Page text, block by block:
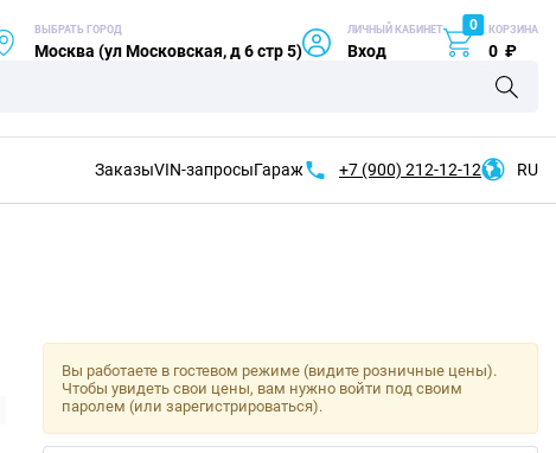
ВЫБРАТЬ ГОРОД
Москва (ул Московская, д 6 стр 5)
ЛИЧНЫЙ КАБИНЕТ
Вход
0 КОРЗИНА
0 ₽
ЗаказыVIN-запросыГараж +7 (900) 212-12-12 RU
Вы работаете в гостевом режиме (видите розничные цены).
Чтобы увидеть свои цены, вам нужно войти под своим
паролем (или зарегистрироваться).